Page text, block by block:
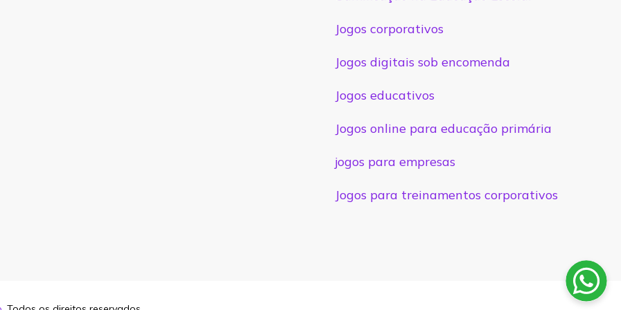
Jogos corporativos
Jogos digitais sob encomenda
Jogos educativos
Jogos online para educação primária
jogos para empresas
Jogos para treinamentos corporativos